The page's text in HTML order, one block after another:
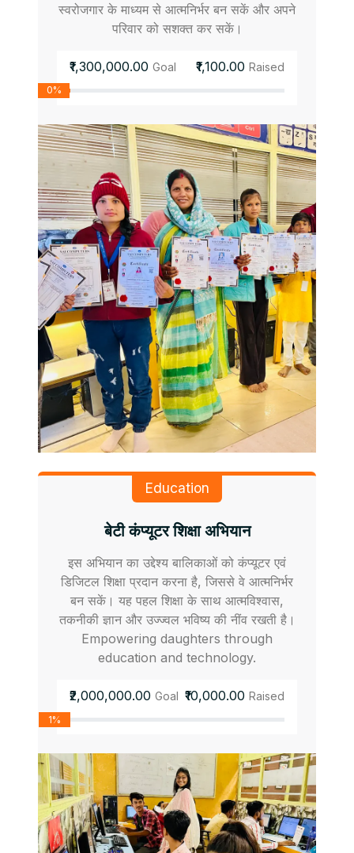
स्वरोजगार के माध्यम से आत्मनिर्भर बन सकें और अपने
परिवार को सशक्त कर सकें।
₹1,300,000.00 Goal ₹1,100.00 Raised
0%
Education
बेटी कंप्यूटर शिक्षा अभियान
इस अभियान का उद्देश्य बालिकाओं को कंप्यूटर एवं
डिजिटल शिक्षा प्रदान करना है, जिससे वे आत्मनिर्भर
बन सकें। यह पहल शिक्षा के साथ आत्मविश्वास,
तकनीकी ज्ञान और उज्ज्वल भविष्य की नींव रखती है।
Empowering daughters through
education and technology.
₹2,000,000.00 Goal ₹10,000.00 Raised
1%